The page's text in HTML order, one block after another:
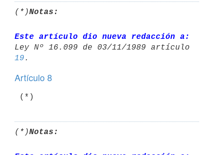
(*)Notas:
Este artículo dio nueva redacción a:
19
Artículo 8
(*)
(*)Notas: